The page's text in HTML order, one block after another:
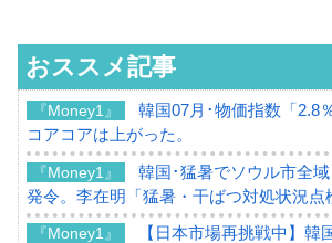
おススメ記事
『Money1』
韓国07月･物価指数「2.8
コアコアは上がった。
『Money1』
韓国･猛暑でソウル市全域
発令。李在明「猛暑・干ばつ対処状況点
『Money1』
【日本市場再挑戦中】韓